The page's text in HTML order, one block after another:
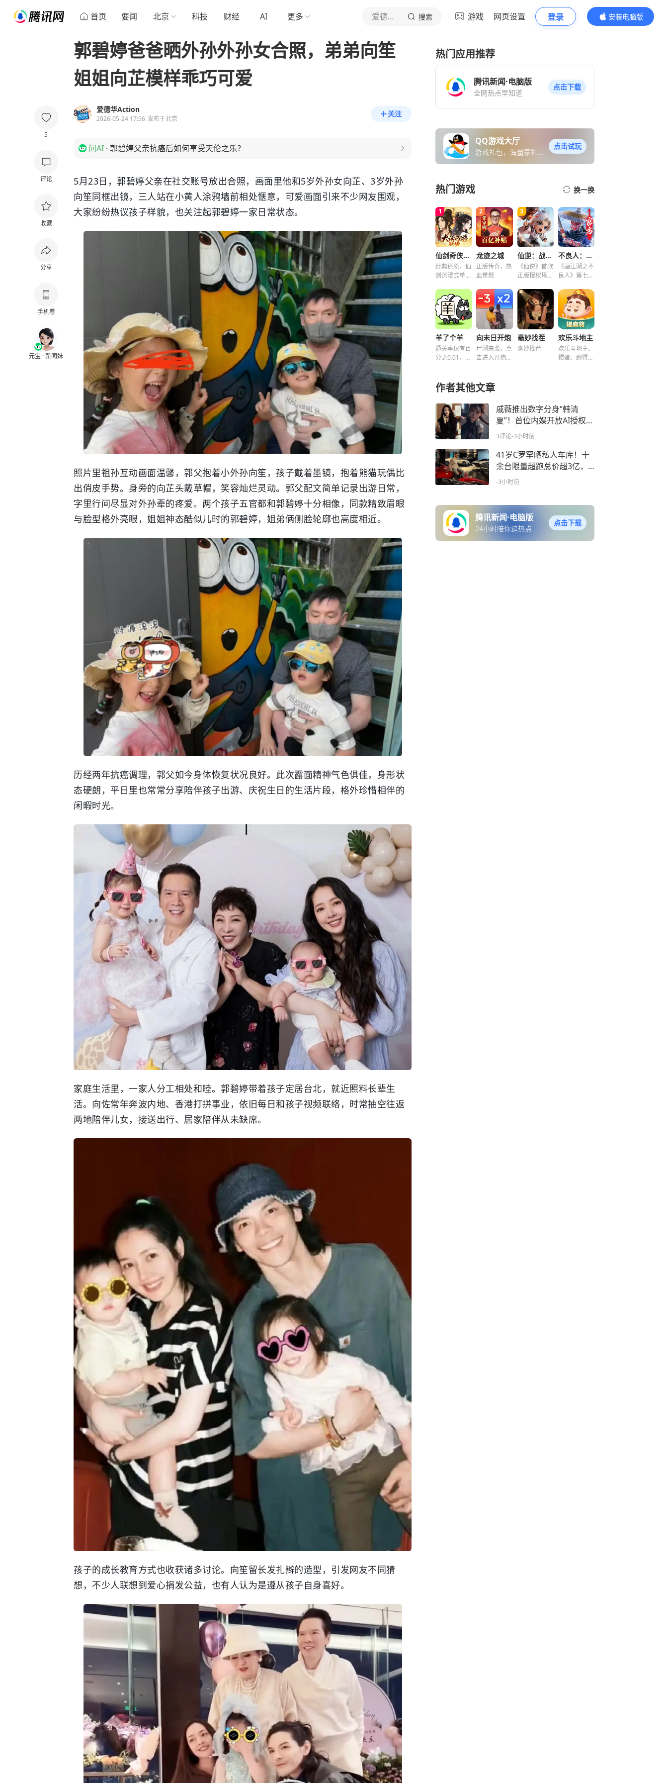
首页 要闻 北京 科技 财经 AI 更多 爱德华Action 搜索 游戏 网页设置 登录
安装电脑版
内容更精彩
5
评论
收藏
分享
手机看
元宝 · 新闻妹
郭碧婷爸爸晒外孙外孙女合照，弟弟向笙
姐姐向芷模样乖巧可爱
爱德华Action
2026-05-24 17:56 发布于北京
关注
问AI · 郭碧婷父亲抗癌后如何享受天伦之乐？
5月23日，郭碧婷父亲在社交账号放出合照，画面里他和5岁外孙女向芷、3岁外孙
向笙同框出镜，三人站在小黄人涂鸦墙前相处惬意，可爱画面引来不少网友围观，
大家纷纷热议孩子样貌，也关注起郭碧婷一家日常状态。
照片里祖孙互动画面温馨，郭父抱着小外孙向笙，孩子戴着墨镜，抱着熊猫玩偶比
出俏皮手势。身旁的向芷头戴草帽，笑容灿烂灵动。郭父配文简单记录出游日常，
字里行间尽显对外孙辈的疼爱。两个孩子五官都和郭碧婷十分相像，同款精致眉眼
与脸型格外亮眼，姐姐神态酷似儿时的郭碧婷，姐弟俩侧脸轮廓也高度相近。
历经两年抗癌调理，郭父如今身体恢复状况良好。此次露面精神气色俱佳，身形状
态硬朗，平日里也常常分享陪伴孩子出游、庆祝生日的生活片段，格外珍惜相伴的
闲暇时光。
家庭生活里，一家人分工相处和睦。郭碧婷带着孩子定居台北，就近照料长辈生
活。 向佐常年奔波内地、香港打拼事业，依旧每日和孩子视频联络，时常抽空往返
两地陪伴儿女，接送出行、居家陪伴从未缺席。
孩子的成长教育方式也收获诸多讨论。向笙留长发扎辫的造型，引发网友不同猜
想，不少人联想到爱心捐发公益，也有人认为是遵从孩子自身喜好。
热门应用推荐
腾讯新闻·电脑版
全网热点早知道
点击下载
QQ游戏大厅
游戏礼包，海量豪礼免
点击试玩
热门游戏 换一换
仙剑奇侠传之新的开始
经典还原，仙
剑沉浸式单机
龙迹之城
正版传奇，热
血重燃
仙逆：战天道
《仙逆》首款
正版授权塔防
不良人：破局
《画江湖之不
良人》第七季
局！
羊了个羊
通关率仅有百
分之0.01，快
向末日开炮
尸潮来袭，点
击进入开炮宇
毫妙找茬
毫妙找茬
欢乐斗地主
欢乐斗地主、
掼蛋、跑得
作者其他文章
戚薇推出数字分身“韩清
夏”！首位内娱开放AI授权艺
人，开启双赛道模式
3评论-3小时前
41岁C罗罕晒私人车库！十
余台限量超跑总价超3亿，
未婚妻还送多款豪车
-3小时前
腾讯新闻·电脑版
24小时陪你追热点
点击下载